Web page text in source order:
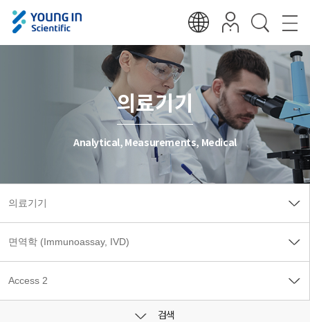
의료기기
Analytical, Measurements, Medical
검색